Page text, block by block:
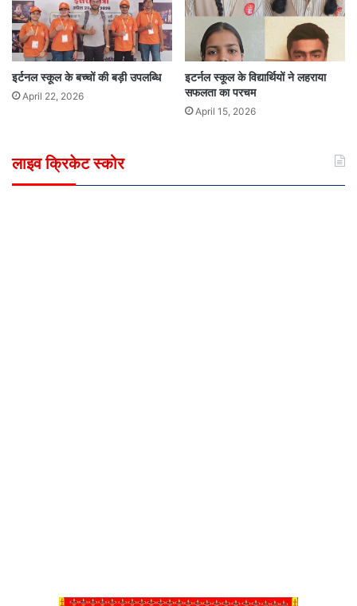
इर्टनल स्कूल के बच्चों की बड़ी उपलब्धि
April 22, 2026
इटर्नल स्कूल के विद्यार्थियों ने लहराया
सफलता का परचम
April 15, 2026
लाइव क्रिकेट स्कोर